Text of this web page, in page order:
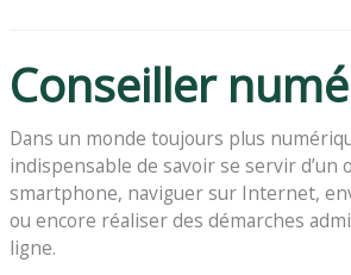
Conseiller
Dans un monde toujours plus
indispensable de savoir se servir d’un
smartphone, naviguer sur Internet,
ou encore réaliser des démarches
ligne.